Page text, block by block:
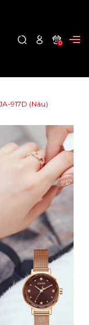
0
917D (Nâu)